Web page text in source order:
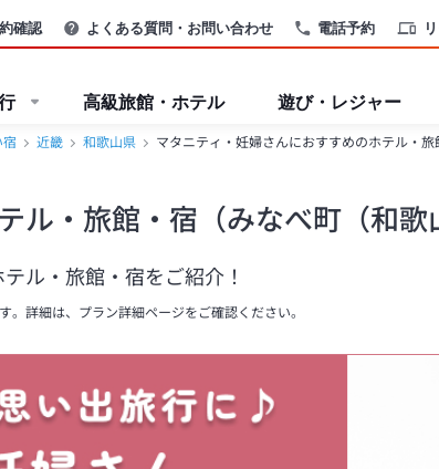
電話予約
確認 よくある質問・お問い合わせ
高級旅館・ホテル 遊び・レジャー
宿 近畿 和歌山県 マタニティ・妊婦さんにおすすめのホテル・
ル・旅館・宿（みなべ町（和歌
ル・旅館・宿をご紹介！
詳細は、プラン詳細ページをご確認ください。